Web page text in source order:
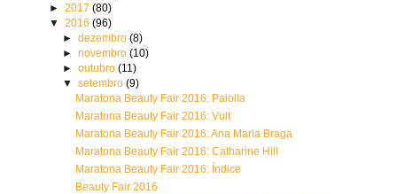
►2017(80)
▼2016(96)
► dezembro (8)
► novembro (10)
► outubro (11)
▼ setembro (9)
Maratona Beauty Fair 2016: Paiolla
Maratona Beauty Fair 2016: Vult
Maratona Beauty Fair 2016: Ana Maria Braga
Maratona Beauty Fair 2016: Catharine Hill
Maratona Beauty Fair 2016: Índice
Beauty Fair 2016